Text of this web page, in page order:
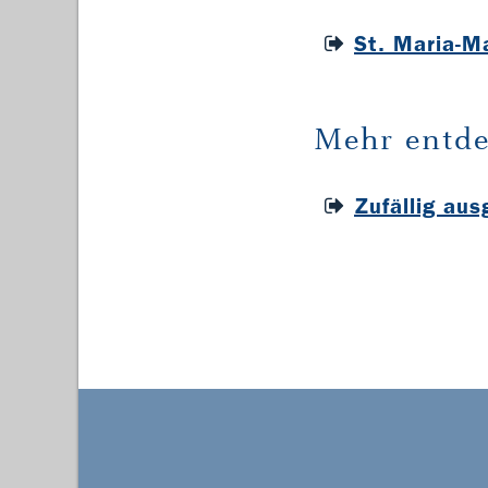
St. Maria-
Mehr
Zufällig